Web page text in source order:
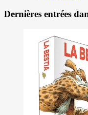
Dernières entrées